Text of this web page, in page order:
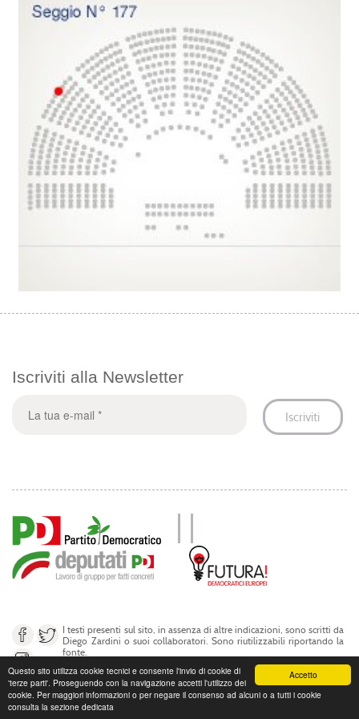
Accetto
Questo sito utilizza cookie tecnici e consente l'invio di cookie di
'terze parti'. Proseguendo con la navigazione accetti l'utilizzo dei
cookie. Per maggiori informazioni o per negare il consenso ad alcuni o a tutti i cookie
consulta la sezione dedicata
Iscriviti alla Newsletter
I testi presenti sul sito, in assenza di altre indicazioni, sono scritti da
Diego Zardini o suoi collaboratori. Sono riutilizzabili riportando la
fonte.
© Diego Zardini 2017